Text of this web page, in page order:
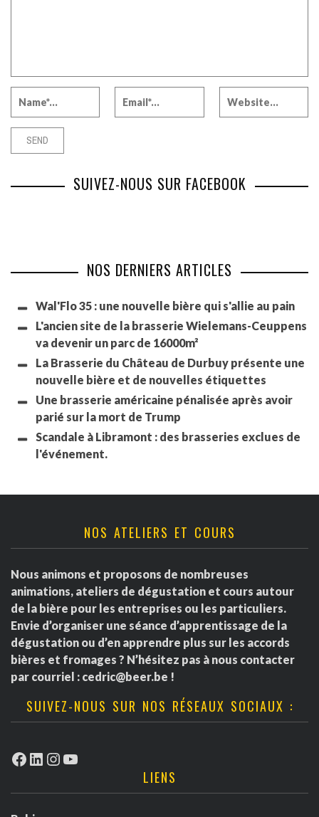
SUIVEZ-NOUS SUR FACEBOOK
NOS DERNIERS ARTICLES
Wal'Flo 35 : une nouvelle bière qui s'allie au pain
L'ancien site de la brasserie Wielemans-Ceuppens
va devenir un parc de 16000m²
La Brasserie du Château de Durbuy présente une
nouvelle bière et de nouvelles étiquettes
Une brasserie américaine pénalisée après avoir
parié sur la mort de Trump
Scandale à Libramont : des brasseries exclues de
l'événement.
NOS ATELIERS ET COURS
Nous animons et proposons de nombreuses
animations, ateliers de dégustation et cours autour
de la bière pour les entreprises ou les particuliers.
Envie d’organiser une séance d’apprentissage de la
dégustation ou d’en apprendre plus sur les accords
bières et fromages ? N’hésitez pas à nous contacter
par courriel : cedric@beer.be !
SUIVEZ-NOUS SUR NOS RÉSEAUX SOCIAUX :
Facebook
LinkedIn
Instagram
YouTube
LIENS